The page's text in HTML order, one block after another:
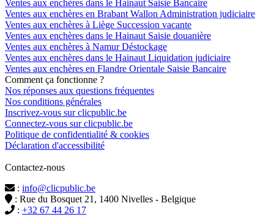
Ventes aux enchères dans le Hainaut Saisie Bancaire
Ventes aux enchères en Brabant Wallon Administration judiciaire
Ventes aux enchères à Liège Succession vacante
Ventes aux enchères dans le Hainaut Saisie douanière
Ventes aux enchères à Namur Déstockage
Ventes aux enchères dans le Hainaut Liquidation judiciaire
Ventes aux enchères en Flandre Orientale Saisie Bancaire
Comment ça fonctionne ?
Nos réponses aux questions fréquentes
Nos conditions générales
Inscrivez-vous sur clicpublic.be
Connectez-vous sur clicpublic.be
Politique de confidentialité & cookies
Déclaration d'accessibilité
Contactez-nous
: info@clicpublic.be
: Rue du Bosquet 21, 1400 Nivelles - Belgique
: +32 67 44 26 17